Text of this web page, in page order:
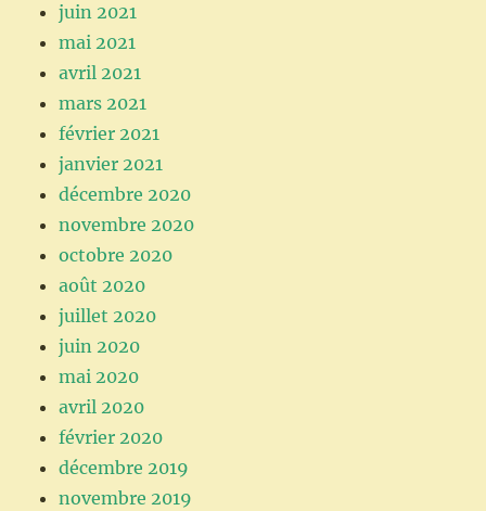
juin 2021
mai 2021
avril 2021
mars 2021
février 2021
janvier 2021
décembre 2020
novembre 2020
octobre 2020
août 2020
juillet 2020
juin 2020
mai 2020
avril 2020
février 2020
décembre 2019
novembre 2019